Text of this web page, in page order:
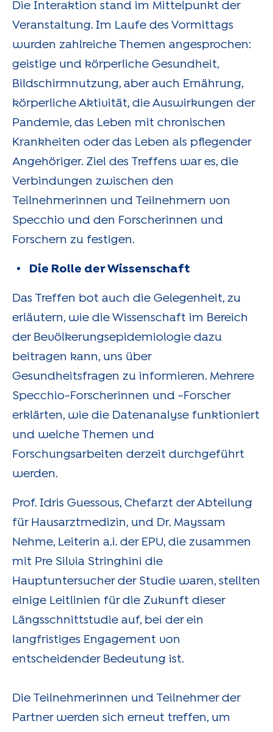
Die Interaktion stand im Mittelpunkt der
Veranstaltung. Im Laufe des Vormittags
wurden zahlreiche Themen angesprochen:
geistige und körperliche Gesundheit,
Bildschirmnutzung, aber auch Ernährung,
körperliche Aktivität, die Auswirkungen der
Pandemie, das Leben mit chronischen
Krankheiten oder das Leben als pflegender
Angehöriger. Ziel des Treffens war es, die
Verbindungen zwischen den
Teilnehmerinnen und Teilnehmern von
Specchio und den Forscherinnen und
Forschern zu festigen.
Die Rolle der Wissenschaft
Das Treffen bot auch die Gelegenheit, zu
erläutern, wie die Wissenschaft im Bereich
der Bevölkerungsepidemiologie dazu
beitragen kann, uns über
Gesundheitsfragen zu informieren. Mehrere
Specchio-Forscherinnen und -Forscher
erklärten, wie die Datenanalyse funktioniert
und welche Themen und
Forschungsarbeiten derzeit durchgeführt
werden.
Prof. Idris Guessous, Chefarzt der Abteilung
für Hausarztmedizin, und Dr. Mayssam
Nehme, Leiterin a.i. der EPU, die zusammen
mit Pre Silvia Stringhini die
Hauptuntersucher der Studie waren, stellten
einige Leitlinien für die Zukunft dieser
Längsschnittstudie auf, bei der ein
langfristiges Engagement von
entscheidender Bedeutung ist.
Die Teilnehmerinnen und Teilnehmer der
Partner werden sich erneut treffen, um